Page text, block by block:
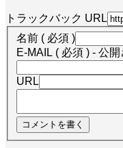
トラックバック URL
名前 ( 必須 )
E-MAIL ( 必須 ) - 公
URL